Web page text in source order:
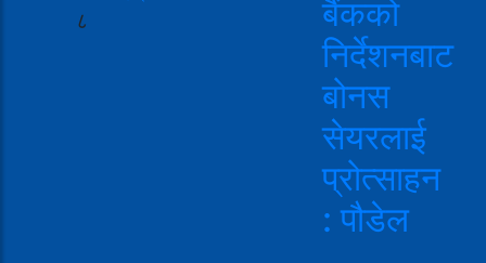
८
बैंकको
निर्देशनबाट
बोनस
सेयरलाई
प्रोत्साहन
: पौडेल